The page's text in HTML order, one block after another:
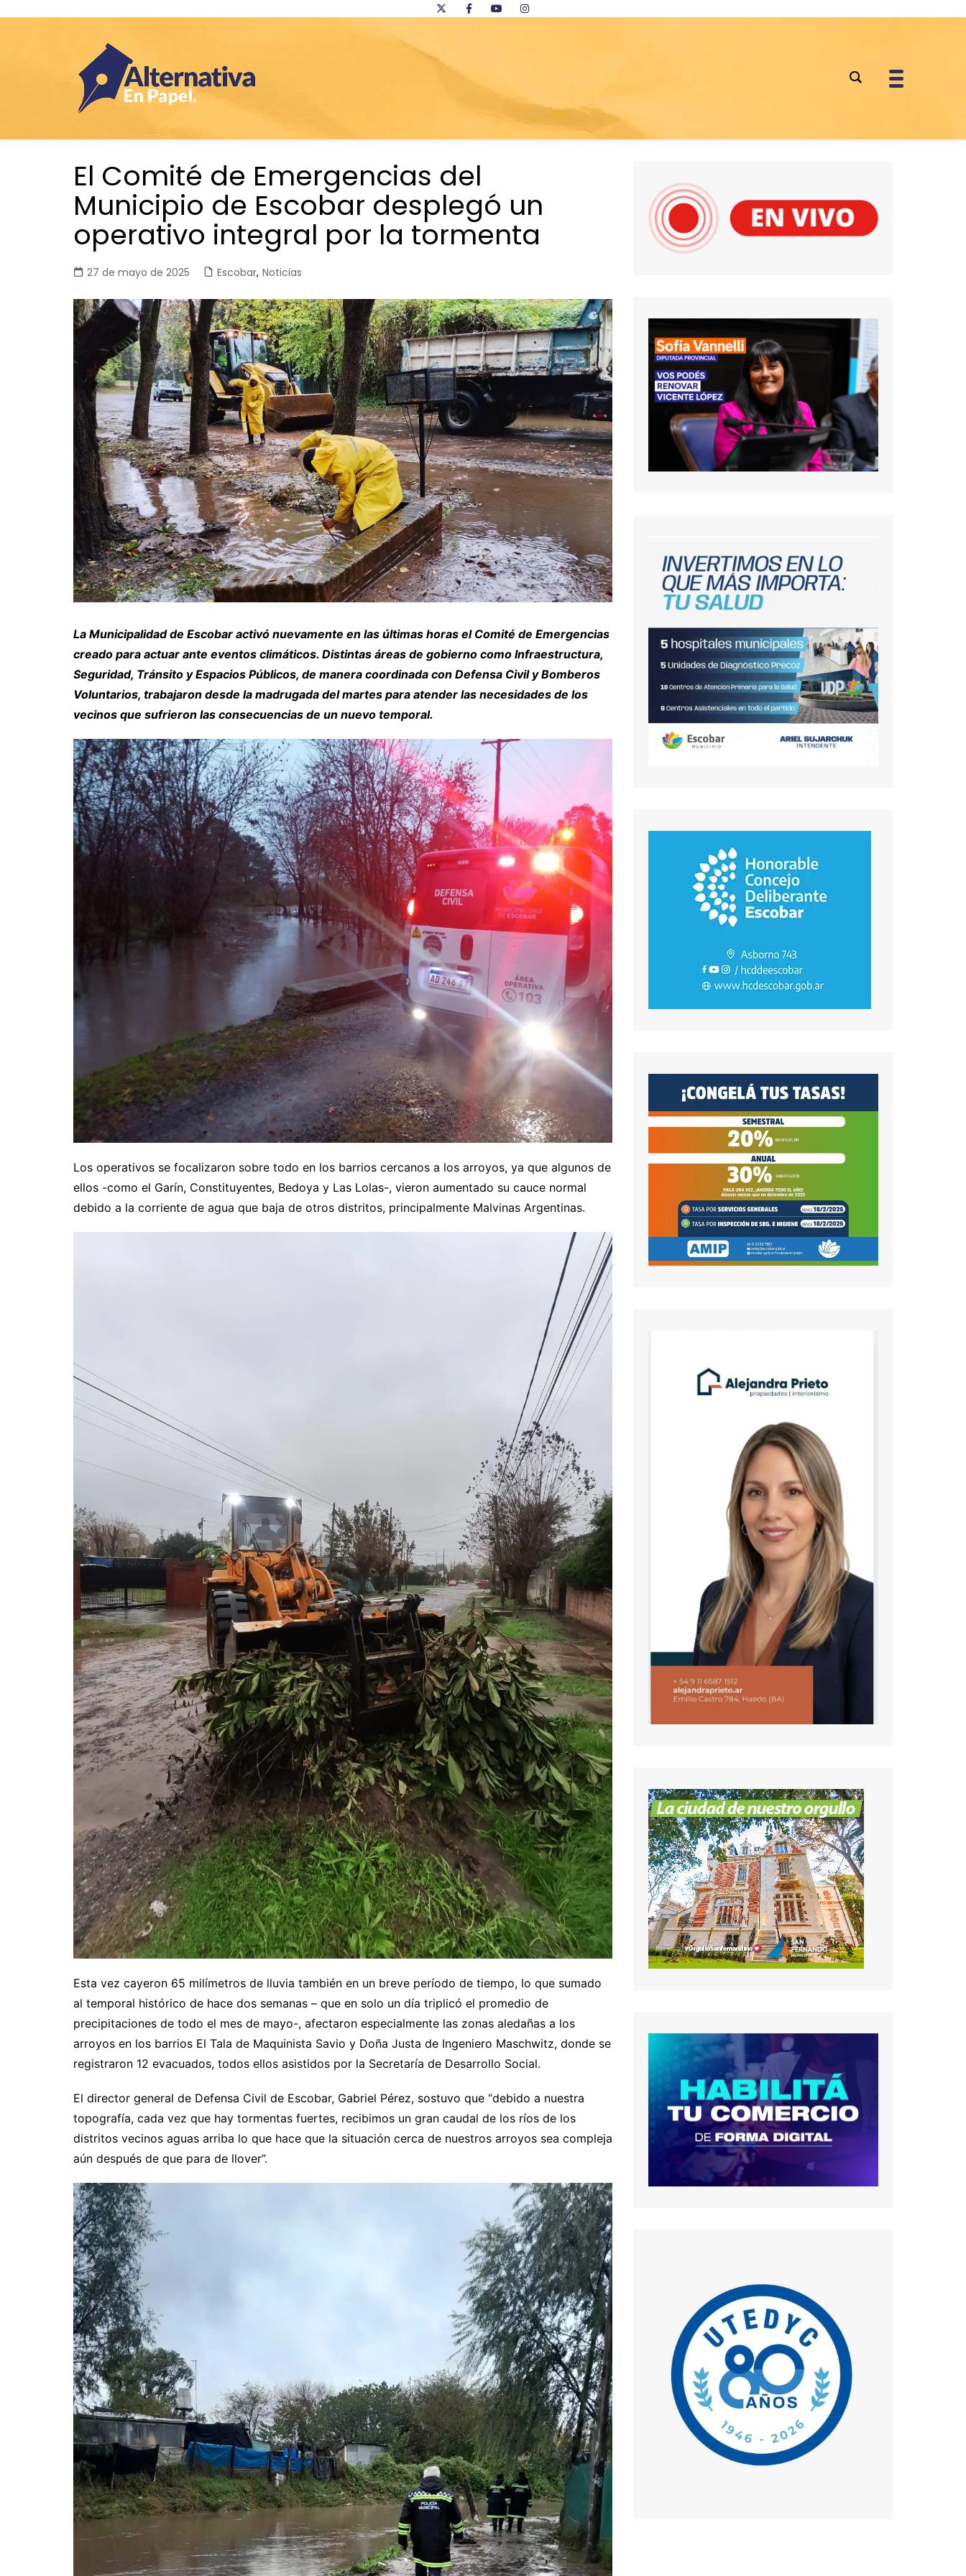
El Comité de Emergencias del
Municipio de Escobar desplegó un
operativo integral por la tormenta
27 de mayo de 2025 Escobar, Noticias
La Municipalidad de Escobar activó nuevamente en las últimas horas el Comité de Emergencias
creado para actuar ante eventos climáticos. Distintas áreas de gobierno como Infraestructura,
Seguridad, Tránsito y Espacios Públicos, de manera coordinada con Defensa Civil y Bomberos
Voluntarios, trabajaron desde la madrugada del martes para atender las necesidades de los
vecinos que sufrieron las consecuencias de un nuevo temporal.
Los operativos se focalizaron sobre todo en los barrios cercanos a los arroyos, ya que algunos de
ellos -como el Garín, Constituyentes, Bedoya y Las Lolas-, vieron aumentado su cauce normal
debido a la corriente de agua que baja de otros distritos, principalmente Malvinas Argentinas.
Esta vez cayeron 65 milímetros de lluvia también en un breve período de tiempo, lo que sumado
al temporal histórico de hace dos semanas – que en solo un día triplicó el promedio de
precipitaciones de todo el mes de mayo-, afectaron especialmente las zonas aledañas a los
arroyos en los barrios El Tala de Maquinista Savio y Doña Justa de Ingeniero Maschwitz, donde se
registraron 12 evacuados, todos ellos asistidos por la Secretaría de Desarrollo Social.
El director general de Defensa Civil de Escobar, Gabriel Pérez, sostuvo que “debido a nuestra
topografía, cada vez que hay tormentas fuertes, recibimos un gran caudal de los ríos de los
distritos vecinos aguas arriba lo que hace que la situación cerca de nuestros arroyos sea compleja
aún después de que para de llover”.